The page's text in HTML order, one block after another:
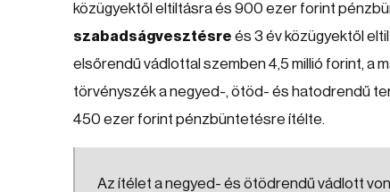
közügyektől eltiltásra és 900 ezer forint
szabadságvesztésre és 3 év közügyektől
elsőrendű vádlottal szemben 4,5 millió forint, a
törvényszék a negyed-, ötöd- és hatodrendű
450 ezer forint pénzbüntetésre ítélte.
Az ítélet a negyed- és ötödrendű vádlott